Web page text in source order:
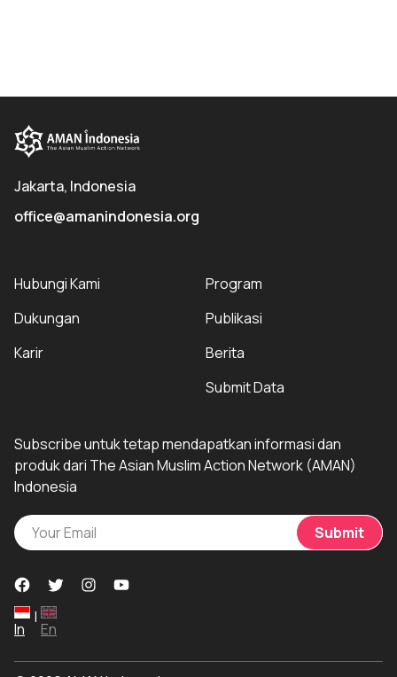
Jakarta, Indonesia
office@amanindonesia.org
Hubungi Kami
Dukungan
Karir
Program
Publikasi
Berita
Submit Data
Subscribe untuk tetap mendapatkan informasi dan
produk dari The Asian Muslim Action Network (AMAN)
Indonesia
Submit
In
|
En